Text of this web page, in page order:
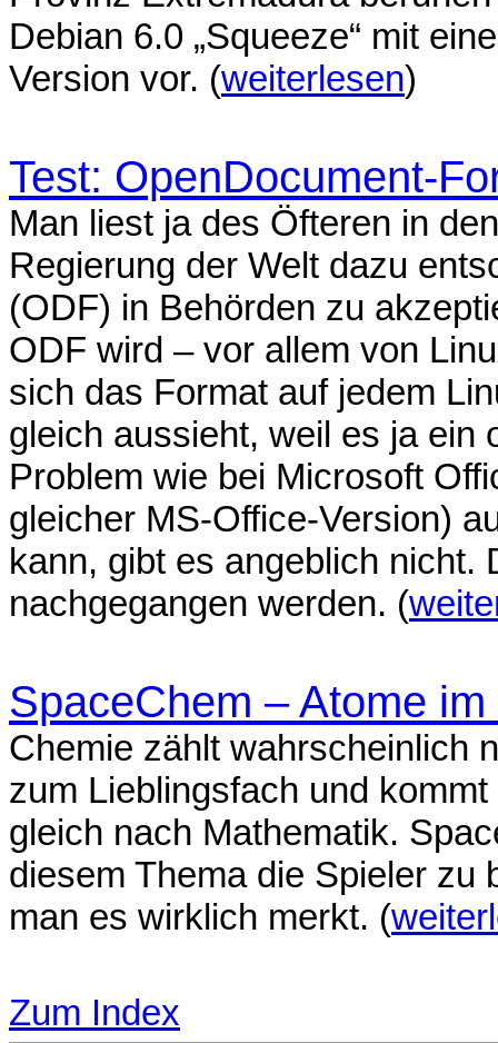
Debian 6.0 „Squeeze“ mit
Version vor. (weiterlesen)
Test: OpenDocument-
Man liest ja des Öfteren in
Regierung der Welt dazu
(ODF) in Behörden zu
ODF wird – vor allem von
sich das Format auf jedem
gleich aussieht, weil es ja ein
Problem wie bei Microsoft
gleicher MS-Office-Version)
kann, gibt es angeblich nicht.
nachgegangen werden. (
SpaceChem – Atome
Chemie zählt wahrscheinlich
zum Lieblingsfach und
gleich nach Mathematik.
diesem Thema die Spieler zu
man es wirklich merkt. (
Zum Index